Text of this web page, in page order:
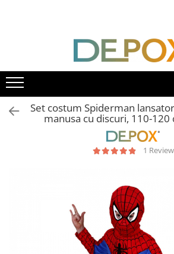
Toate Produsele
SPORT & TIMP LIBER
AUTOAPARARE
Pumnaluri si boxuri
Bastoane telescopice si nunceaguri
VANATOARE, DRUMETII & CAMPING
Cutite vanatoare
Briceaguri fluture & antrenament
Set costum Spiderman
manusa cu discuri, 110-120
1 Review